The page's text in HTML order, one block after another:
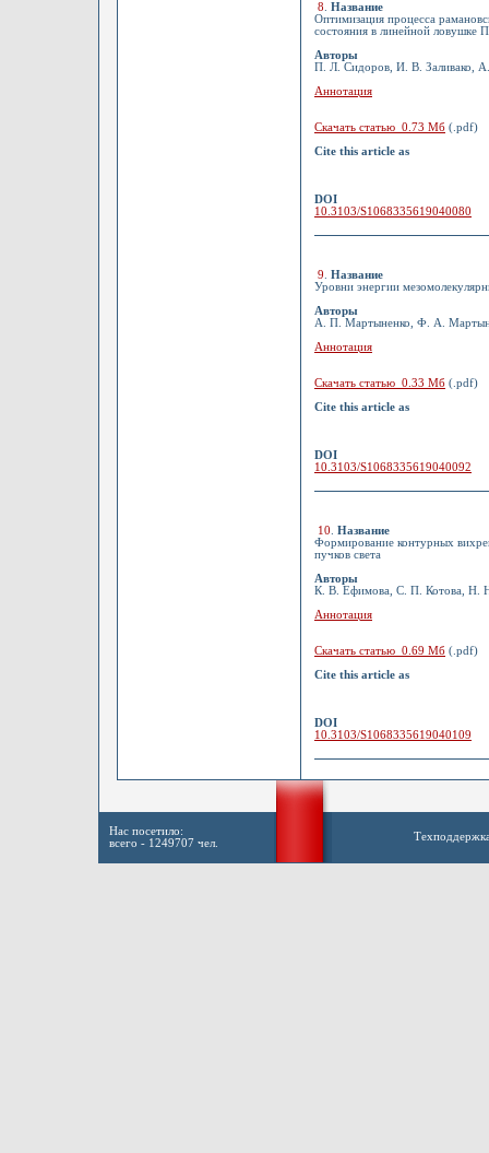
8
Название
Оптимизация процесса
состояния в линейной ловушке
Авторы
П. Л. Сидоров, И. В. Заливако,
Аннотация
Скачать статью 0.73 Мб (.pdf)
Cite this article as
DOI
10.3103/S1068335619040080
9
Название
Уровни энергии
Авторы
А. П. Мартыненко, Ф. А.
Аннотация
Скачать статью 0.33 Мб (.pdf)
Cite this article as
DOI
10.3103/S1068335619040092
10
Название
Формирование контурных
пучков света
Авторы
К. В. Ефимова, С. П. Котова, Н.
Аннотация
Скачать статью 0.69 Мб (.pdf)
Cite this article as
DOI
10.3103/S1068335619040109
Нас посетило:
всего - 1249707 чел.